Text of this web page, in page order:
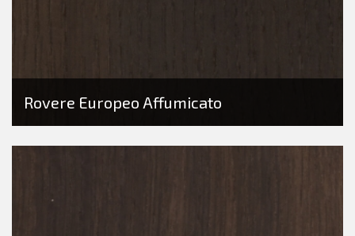
Rovere Europeo Affumicato